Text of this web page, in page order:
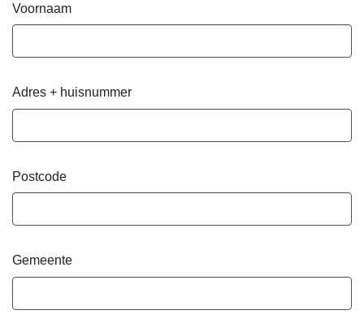
Voornaam
Adres + huisnummer
Postcode
Gemeente